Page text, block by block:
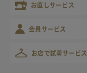
お直しサービス
会員サービス
お店で試着サービス